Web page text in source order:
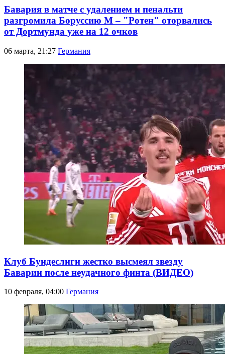
Бавария в матче с удалением и пенальти
разгромила Боруссию М – "Ротен" оторвались
от Дортмунда уже на 12 очков
06 марта, 21:27 Германия
Клуб Бундеслиги жестко высмеял звезду
Баварии после неудачного финта (ВИДЕО)
10 февраля, 04:00 Германия